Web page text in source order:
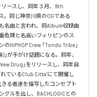
リースし、同年３月、9th
。同じ神奈川県のOGである
名曲と言われ、同Album収録曲
危険と名高いフィリピンのス
HIPHOP Crew 「Tondo Tribe」
」が手がけ話題になる。同年、
Drug」をリリースし、同年自
ているClub Citta’にて開催し
る者達を描写したコンセプト
グルを出し、BACHLOGICとの